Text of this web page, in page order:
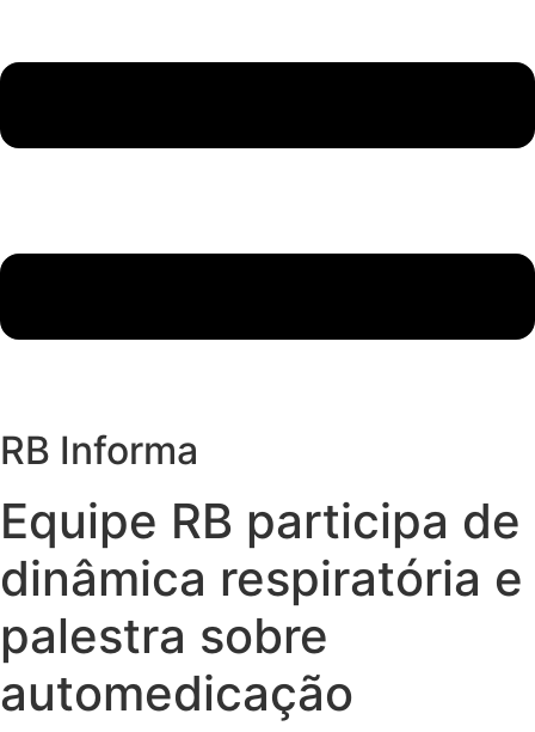
RB Informa
Equipe RB participa de
dinâmica respiratória e
palestra sobre
automedicação